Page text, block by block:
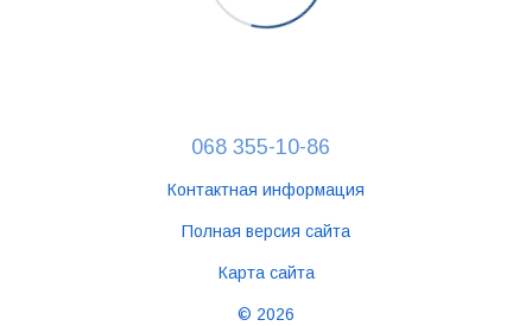
068 355-10-86
Контактная информация
Полная версия сайта
Карта сайта
© 2026